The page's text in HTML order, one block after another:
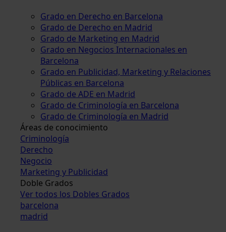
Grado en Derecho en Barcelona
Grado de Derecho en Madrid
Grado de Marketing en Madrid
Grado en Negocios Internacionales en
Barcelona
Grado en Publicidad, Marketing y Relaciones
Públicas en Barcelona
Grado de ADE en Madrid
Grado de Criminología en Barcelona
Grado de Criminología en Madrid
Áreas de conocimiento
Criminología
Derecho
Negocio
Marketing y Publicidad
Doble Grados
Ver todos los Dobles Grados
barcelona
madrid